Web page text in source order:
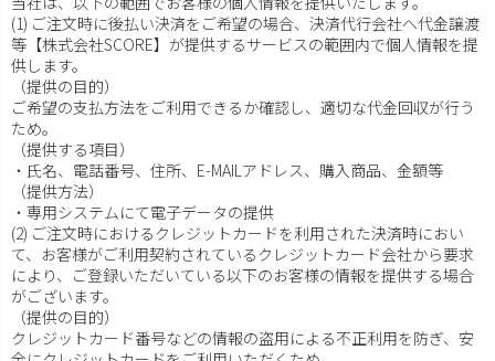
(1) ご注文時に後払い決済をご希望の場合、決済代行会社へ代金譲渡
等【株式会社SCORE】が提供するサービスの範囲内で個人情報を提
供します。
（提供の目的）
ご希望の支払方法をご利用できるか確認し、適切な代金回収が行う
ため。
（提供する項目）
・氏名、電話番号、住所、E-MAILアドレス、購入商品、金額等
（提供方法）
・専用システムにて電子データの提供
(2) ご注文時におけるクレジットカードを利用された決済時におい
て、お客様がご利用契約されているクレジットカード会社から要求
により、ご登録いただいている以下のお客様の情報を提供する場合
がございます。
（提供の目的）
クレジットカード番号などの情報の盗用による不正利用を防ぎ、安